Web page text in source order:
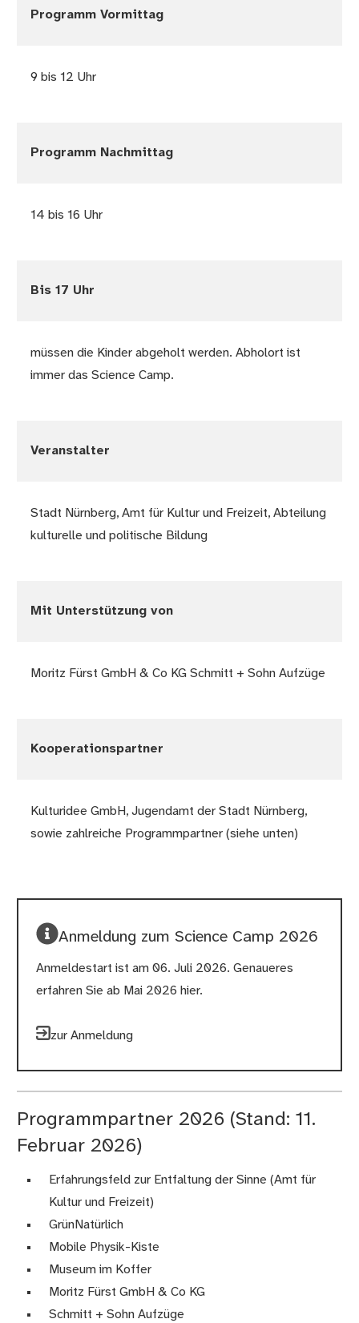
Programm Vormittag
9 bis 12 Uhr
Programm Nachmittag
14 bis 16 Uhr
Bis 17 Uhr
müssen die Kinder abgeholt werden. Abholort ist
immer das Science Camp.
Veranstalter
Stadt Nürnberg, Amt für Kultur und Freizeit, Abteilung
kulturelle und politische Bildung
Mit Unterstützung von
Moritz Fürst GmbH & Co KG Schmitt + Sohn Aufzüge
Kooperationspartner
Kulturidee GmbH, Jugendamt der Stadt Nürnberg,
sowie zahlreiche Programmpartner (siehe unten)
Anmeldung zum Science Camp 2026
Anmeldestart ist am 06. Juli 2026. Genaueres
erfahren Sie ab Mai 2026 hier.
zur Anmeldung
Programmpartner 2026 (Stand: 11.
Februar 2026)
Erfahrungsfeld zur Entfaltung der Sinne (Amt für
Kultur und Freizeit)
GrünNatürlich
Mobile Physik-Kiste
Museum im Koffer
Moritz Fürst GmbH & Co KG
Schmitt + Sohn Aufzüge